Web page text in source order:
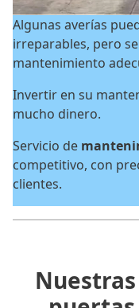
Algunas averías
irreparables, pero
mantenimiento
Invertir en su
mucho dinero.
Servicio de
competitivo, con
clientes.